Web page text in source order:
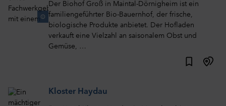
Der Biohof Groß in Maintal-Dörnigheim ist ein
familiengeführter Bio-Bauernhof, der frische,
biologische Produkte anbietet. Der Hofladen
verkauft eine Vielzahl an saisonalem Obst und
Gemüse, …
Kloster Haydau